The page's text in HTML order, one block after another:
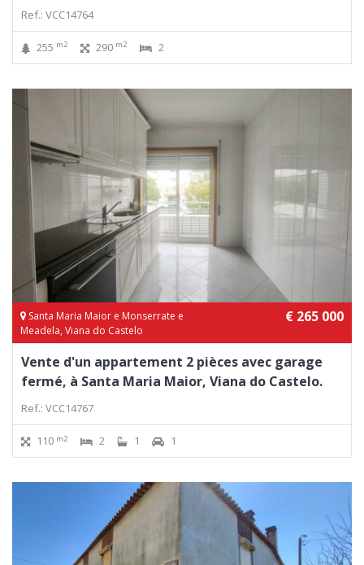
Ref.: VCC14764
255 m2 290 m2 2
Santa Maria Maior e Monserrate e
Meadela, Viana do Castelo
€ 265 000
Vente d'un appartement 2 pièces avec garage
fermé, à Santa Maria Maior, Viana do Castelo.
Ref.: VCC14767
110 m2 2 1 1